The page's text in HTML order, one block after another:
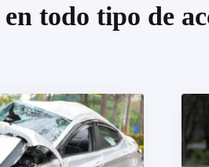
todo tipo de